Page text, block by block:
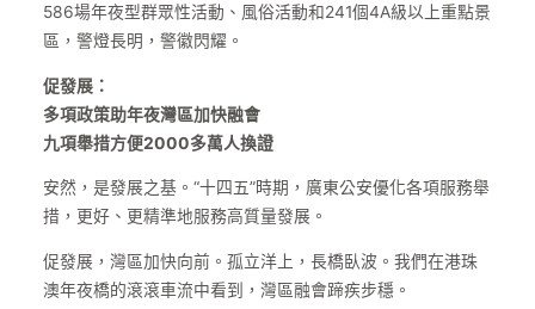
586場年夜型群眾性活動、風俗活動和241個4A級以上重點景
區，警燈長明，警徽閃耀。
促發展：
多項政策助年夜灣區加快融會
九項舉措方便2000多萬人換證
安然，是發展之基。“十四五”時期，廣東公安優化各項服務舉
措，更好、更精準地服務高質量發展。
促發展，灣區加快向前。孤立洋上，長橋臥波。我們在港珠
澳年夜橋的滾滾車流中看到，灣區融會蹄疾步穩。